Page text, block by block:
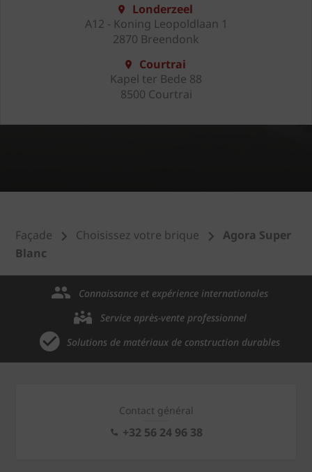
Londerzeel
A12 - Koning Leopoldlaan 1
2870 Breendonk
Courtrai
Kapel ter Bede 88
8500 Courtrai
Façade Choisissez votre brique
Agora Super
Blanc
Connaissance et expérience internationales
Service après-vente professionnel
Solutions de matériaux de construction durables
Contact général
+32 56 24 96 38